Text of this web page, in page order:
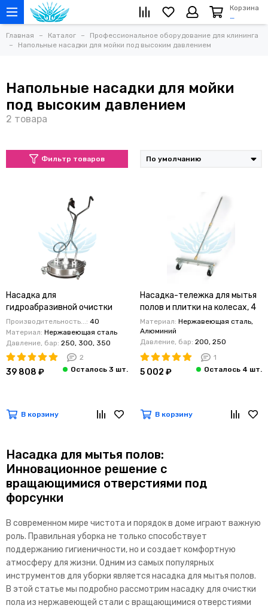
Корзина
…
Главная Каталог
Профессиональное оборудование для клининга
Напольные насадки для мойки под высоким давлением
Напольные насадки для мойки
под высоким давлением
Фильтр товаров
Насадка для
гидроабразивной очистки
пола и брусчатки 530 мм (до
280 бар, до 30 л/мин)
Производительность...: 40
Материал: Нержавеющая сталь
Давление, бар: 250, 300, 350
2
39 808 ₽
В корзину
Насадка-тележка для мытья
полов и плитки на колесах, 4
форсунки
Материал: Нержавеющая сталь,
Алюминий
Давление, бар: 200, 250
1
5 002 ₽
В корзину
Насадка для мытья полов:
Инновационное решение с
вращающимися отверстиями под
форсунки
В современном мире чистота и порядок в доме играют важную
роль. Правильная уборка не только способствует
поддержанию гигиеничности, но и создает комфортную
атмосферу для жизни. Одним из самых популярных
инструментов для уборки является насадка для мытья полов.
В этой статье мы подробно рассмотрим насадку для очистки
пола из нержавеющей стали с вращающимися отверстиями